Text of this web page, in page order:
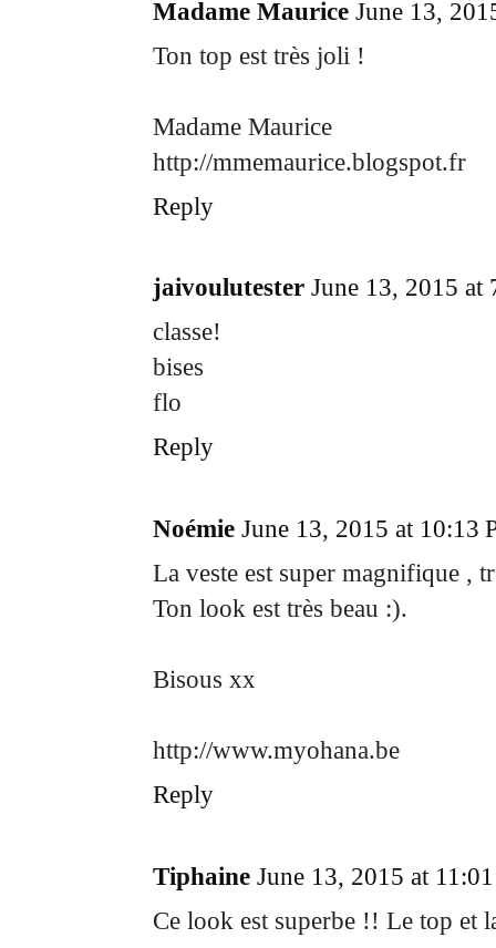
Madame Maurice June 13,
Ton top est très joli !
Madame Maurice
http://mmemaurice.blogspot.fr
Reply
jaivoulutester June 13, 2015 at
classe!
bises
flo
Reply
Noémie June 13, 2015 at 10:13
La veste est super magnifique ,
Ton look est très beau :).
Bisous xx
http://www.myohana.be
Reply
Tiphaine June 13, 2015 at
Ce look est superbe !! Le top et